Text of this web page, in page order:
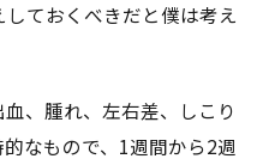
ておくべきだと僕は考え
、腫れ、左右差、しこり
なもので、1週間から2週